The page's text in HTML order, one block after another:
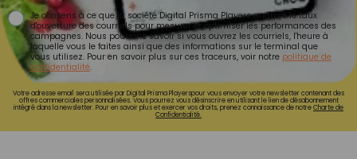
Je consens à ce que la société Digital Prisma Players analyse le taux
d'ouverture des courriels pour mesurer et optimiser les performances des
campagnes. Nous pourrons savoir si vous ouvrez les courriels, l'heure à
laquelle vous le faites ainsi que des informations sur le terminal que
vous utilisez. Pour en savoir plus sur ces traceurs, voir notre politique de
confidentialité.
Votre adresse email sera utilisée par Digital Prisma Playerspour vous envoyer votre newsletter contenant des
offres commerciales personnalisées. Vous pourrez vous désinscrire en utilisant le lien de désabonnement
intégré dans la newsletter. Pour en savoir plus et exercer vos droits, prenez connaissance de notreCharte de
Confidentialité.